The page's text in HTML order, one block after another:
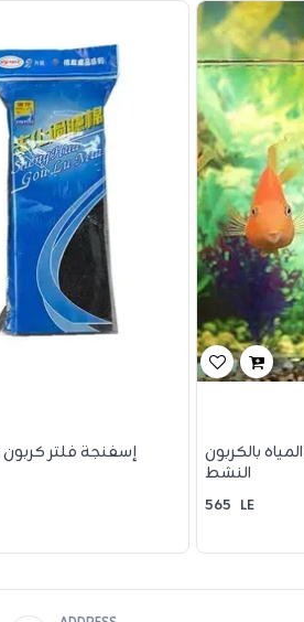
إسفنجة فلتر
بالكربون
النشط
565 LE